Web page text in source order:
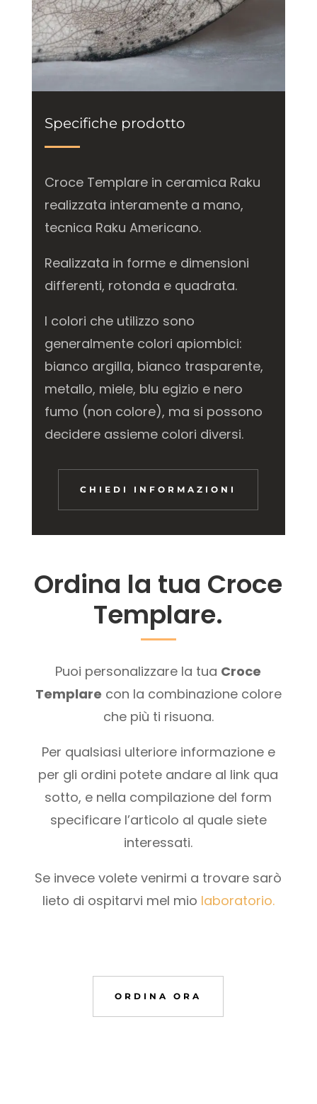
Specifiche prodotto
Croce Templare in ceramica Raku
realizzata interamente a mano,
tecnica Raku Americano.
Realizzata in forme e dimensioni
differenti, rotonda e quadrata.
I colori che utilizzo sono
generalmente colori apiombici:
bianco argilla, bianco trasparente,
metallo, miele, blu egizio e nero
fumo (non colore), ma si possono
decidere assieme colori diversi.
CHIEDI INFORMAZIONI
Ordina la tua Croce
Templare.
Puoi personalizzare la tua Croce
Templare con la combinazione colore
che più ti risuona.
Per qualsiasi ulteriore informazione e
per gli ordini potete andare al link qua
sotto, e nella compilazione del form
specificare l’articolo al quale siete
interessati.
Se invece volete venirmi a trovare sarò
lieto di ospitarvi mel mio laboratorio.
ORDINA ORA